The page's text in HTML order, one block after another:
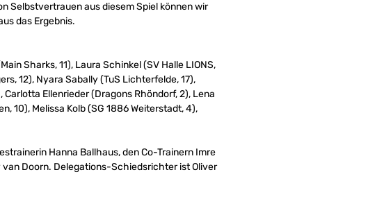
Selbstvertrauen aus diesem Spiel können wir
das Ergebnis.
Sharks, 11), Laura Schinkel (SV Halle LIONS,
12), Nyara Sabally (TuS Lichterfelde, 17),
Ellenrieder (Dragons Rhöndorf, 2), Lena
10), Melissa Kolb (SG 1886 Weiterstadt, 4),
Hanna Ballhaus, den Co-Trainern Imre
Doorn. Delegations-Schiedsrichter ist Oliver